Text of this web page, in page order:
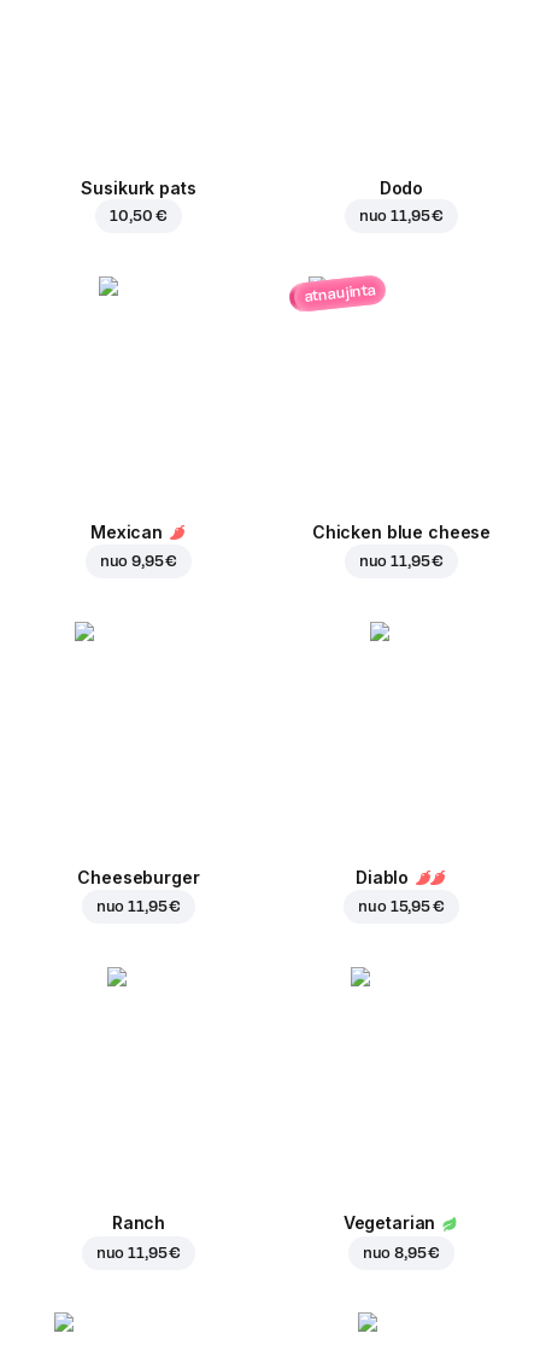
Susikurk pats
10,50 €
Dodo
nuo11,95 €
Mexican
nuo9,95 €
atnaujinta
Chicken blue cheese
nuo11,95 €
Cheeseburger
nuo11,95 €
Diablo
nuo 15,95 €
Ranch
nuo11,95 €
Vegetarian
nuo8,95 €